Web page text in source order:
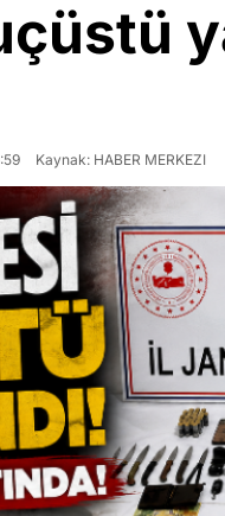
Kaynak: HABER MERKEZI